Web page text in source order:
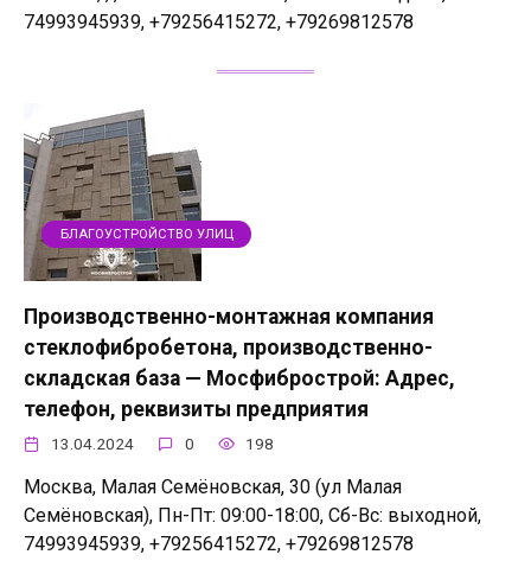
74993945939, +79256415272, +79269812578
БЛАГОУСТРОЙСТВО УЛИЦ
Производственно-монтажная компания
стеклофибробетона, производственно-
складская база — Мосфибрострой: Адрес,
телефон, реквизиты предприятия
13.04.2024 0 198
Москва, Малая Семёновская, 30 (ул Малая
Семёновская), Пн-Пт: 09:00-18:00, Сб-Вс: выходной,
74993945939, +79256415272, +79269812578